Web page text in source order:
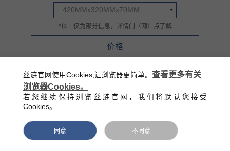
420MMx320MMx70MM
*以上仅为部分信息，详情门（网）点了解
价格
官方零售指导价（该价格不含底床）
西藏/新疆/海南/青海等偏远地区除外
丝涟官网使用Cookies,让浏览器更简单。 查看更多有关
浏览器Cookies。
若您继续保持浏览丝涟官网，我们将默认您接受
Cookies。
同意 不同意